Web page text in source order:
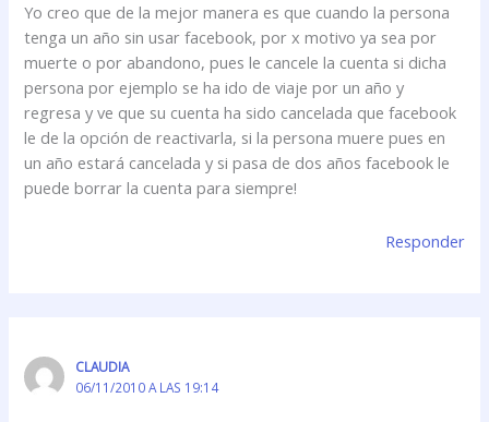
Yo creo que de la mejor manera es que cuando la persona
tenga un año sin usar facebook, por x motivo ya sea por
muerte o por abandono, pues le cancele la cuenta si dicha
persona por ejemplo se ha ido de viaje por un año y
regresa y ve que su cuenta ha sido cancelada que facebook
le de la opción de reactivarla, si la persona muere pues en
un año estará cancelada y si pasa de dos años facebook le
puede borrar la cuenta para siempre!
Responder
CLAUDIA
06/11/2010 A LAS 19:14